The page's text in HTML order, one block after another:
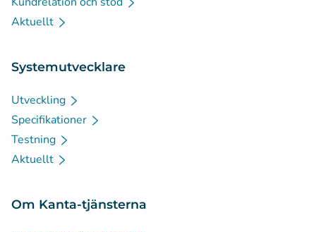
Aktuellt
Systemutvecklare
Utveckling
Specifikationer
Testning
Aktuellt
Om Kanta-tjänsterna